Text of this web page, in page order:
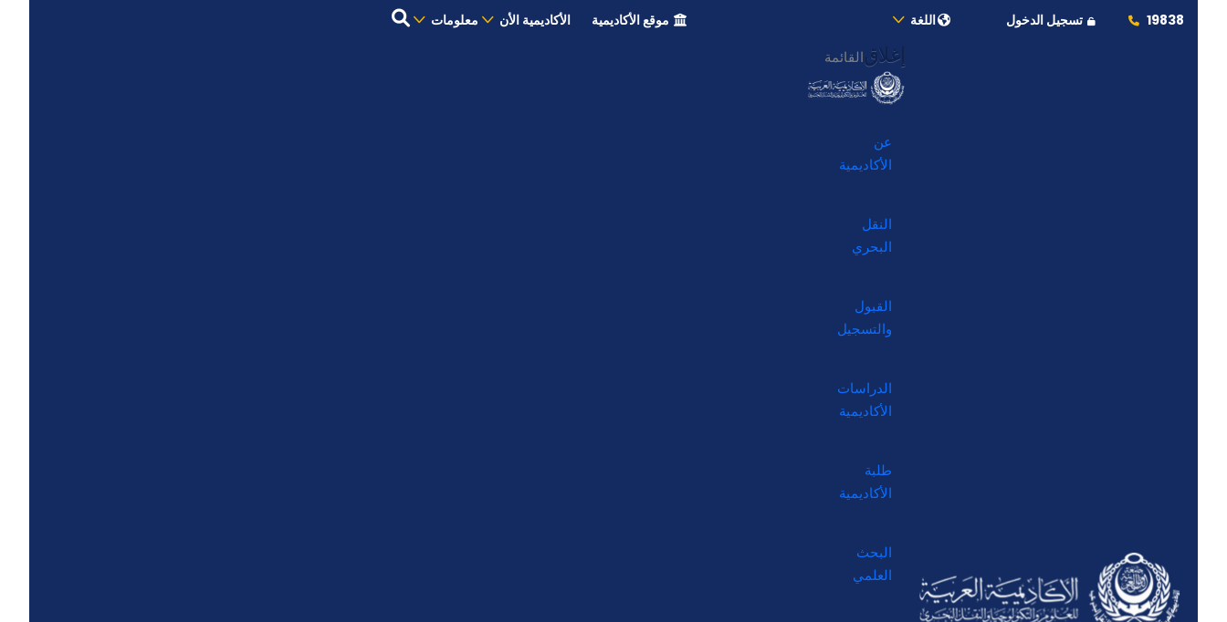
19838 تسجيل الدخول اللغة موقع الأكاديمية الأكاديمية الأن معلومات
إغلاق القائمة
عن
الأكاديمية
النقل
البحري
القبول
والتسجيل
الدراسات
الأكاديمية
طلبة
الأكاديمية
البحث
العلمي